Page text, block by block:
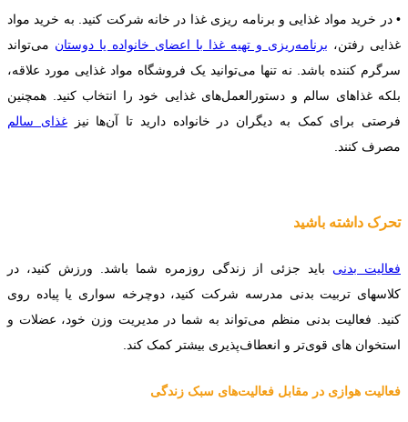
• در خرید مواد غذایی و برنامه ریزی غذا در خانه شرکت کنید. به خرید مواد
غذایی رفتن، برنامه‌ریزی و تهیه غذا با اعضای خانواده یا دوستان می‌تواند
سرگرم کننده باشد. نه تنها می‌توانید یک فروشگاه مواد غذایی مورد علاقه،
بلکه غذاهای سالم و دستورالعمل‌های غذایی خود را انتخاب کنید. همچنین
فرصتی برای کمک به دیگران در خانواده دارید تا آن‌ها نیزغذای سالم
مصرف کنند.
تحرک داشته باشید
فعالیت بدنی باید جزئی از زندگی روزمره شما باشد. ورزش کنید، در
کلاسهای تربیت بدنی مدرسه شرکت کنید، دوچرخه سواری یا پیاده روی
کنید. فعالیت بدنی منظم می‌تواند به شما در مدیریت وزن خود، عضلات و
استخوان های قوی‌تر و انعطاف‌پذیری بیشتر کمک کند.
فعالیت هوازی در مقابل فعالیت‌های سبک زندگی